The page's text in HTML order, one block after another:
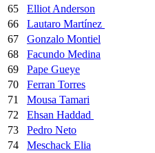
65
Elliot Anderson
66
Lautaro Martínez
67
Gonzalo Montiel
68
Facundo Medina
69
Pape Gueye
70
Ferran Torres
71
Mousa Tamari
72
Ehsan Haddad
73
Pedro Neto
74
Meschack Elia